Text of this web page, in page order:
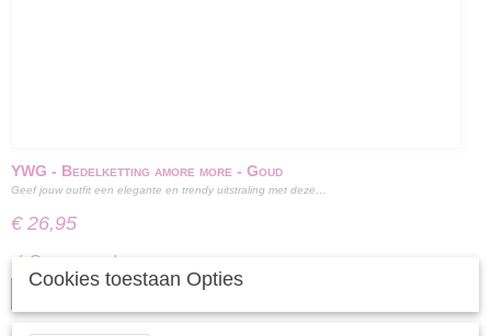
YWG - Bedelketting amore more - Goud
Geef jouw outfit een elegante en trendy uitstraling met deze…
€ 26,95
✓ Op voorraad
Cookies toestaan Opties